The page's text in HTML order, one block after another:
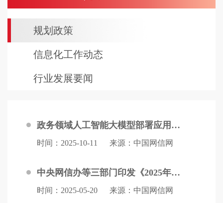
规划政策
信息化工作动态
行业发展要闻
政务领域人工智能大模型部署应用指引
时间：2025-10-11 来源：中国网信网
中央网信办等三部门印发《2025年深入推进IPv6规模部署和应用工作要点》
时间：2025-05-20 来源：中国网信网